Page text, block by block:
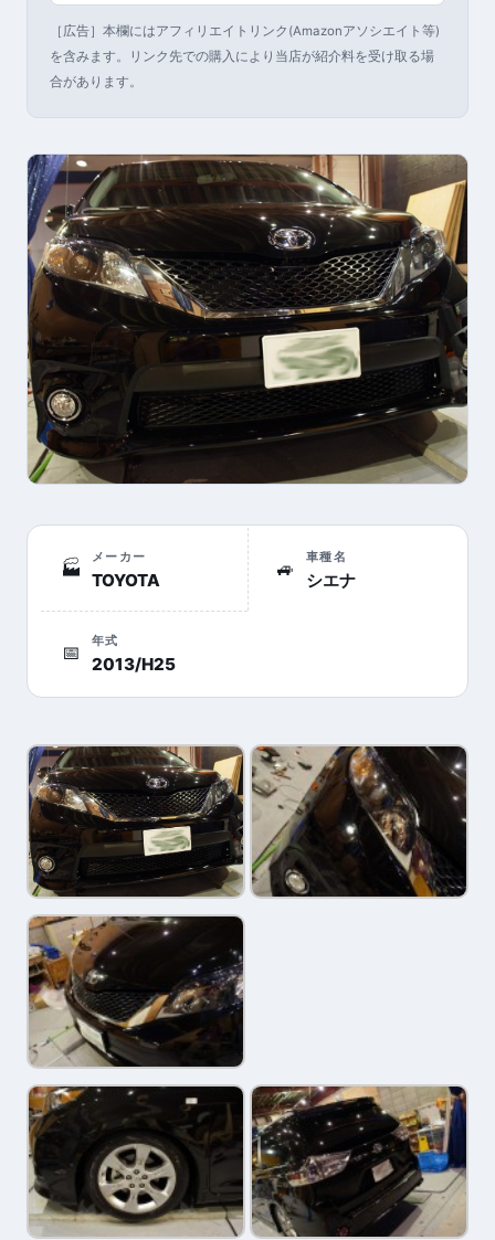
［広告］本欄にはアフィリエイトリンク(Amazonアソシエイト等)
を含みます。リンク先での購入により当店が紹介料を受け取る場
合があります。
🏭
メーカー
TOYOTA
🚙
車種名
シエナ
📅
年式
2013/H25